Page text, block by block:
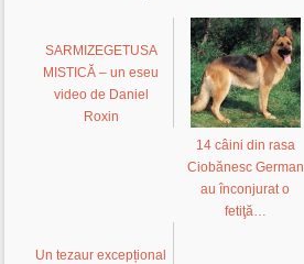
SARMIZEGETUSA
MISTICĂ – un eseu
video de Daniel
Roxin
14 câini din rasa
Ciobănesc German
au înconjurat o
fetiţă…
Un tezaur excepțional